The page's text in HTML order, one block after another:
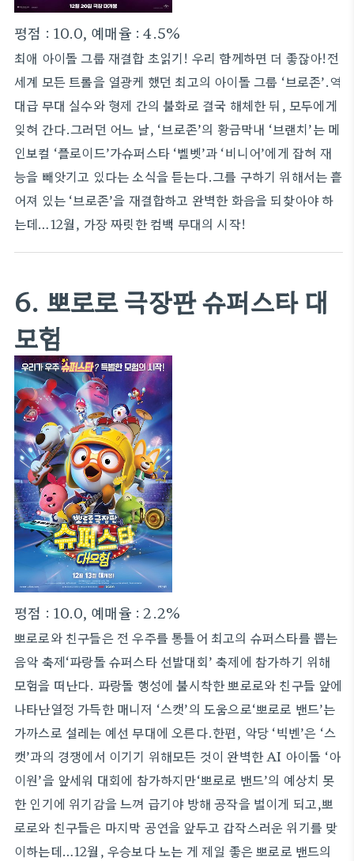
평점 : 10.0, 예매율 : 4.5%
최애 아이돌 그룹 재결합 초읽기! 우리 함께하면 더 좋잖아!전
세계 모든 트롤을 열광케 했던 최고의 아이돌 그룹 ‘브로존’.역
대급 무대 실수와 형제 간의 불화로 결국 해체한 뒤, 모두에게
잊혀 간다.그러던 어느 날, ‘브로존’의 황금막내 ‘브랜치’는 메
인보컬 ‘플로이드’가슈퍼스타 ‘벨벳’과 ‘비니어’에게 잡혀 재
능을 빼앗기고 있다는 소식을 듣는다.그를 구하기 위해서는 흩
어져 있는 ‘브로존’을 재결합하고 완벽한 화음을 되찾아야 하
는데…12월, 가장 짜릿한 컴백 무대의 시작!
6. 뽀로로 극장판 슈퍼스타 대
모험
평점 : 10.0, 예매율 : 2.2%
뽀로로와 친구들은 전 우주를 통틀어 최고의 슈퍼스타를 뽑는
음악 축제‘파랑돌 슈퍼스타 선발대회’ 축제에 참가하기 위해
모험을 떠난다. 파랑돌 행성에 불시착한 뽀로로와 친구들 앞에
나타난열정 가득한 매니저 ‘스캣’의 도움으로‘뽀로로 밴드’는
가까스로 설레는 예선 무대에 오른다.한편, 악당 ‘빅벤’은 ‘스
캣’과의 경쟁에서 이기기 위해모든 것이 완벽한 AI 아이돌 ‘아
이원’을 앞세워 대회에 참가하지만‘뽀로로 밴드’의 예상치 못
한 인기에 위기감을 느껴 급기야 방해 공작을 벌이게 되고,뽀
로로와 친구들은 마지막 공연을 앞두고 갑작스러운 위기를 맞
이하는데…12월, 우승보다 노는 게 제일 좋은 뽀로로 밴드의